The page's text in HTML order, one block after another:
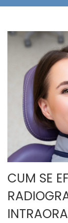
DIGITALĂ
CUM SE